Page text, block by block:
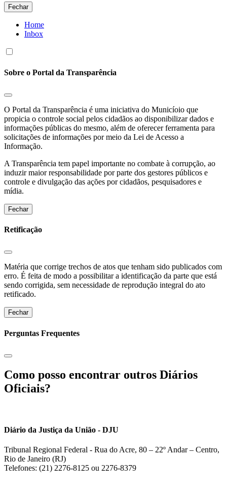
Fechar
Home
Inbox
Sobre o Portal da Transparência
O Portal da Transparência é uma iniciativa do Municíoio que
propicia o controle social pelos cidadãos ao disponibilizar dados e
informações públicas do mesmo, além de oferecer ferramenta para
solicitações de informações por meio da Lei de Acesso a
Informação.
A Transparência tem papel importante no combate à corrupção, ao
induzir maior responsabilidade por parte dos gestores públicos e
controle e divulgação das ações por cidadãos, pesquisadores e
mídia.
Fechar
Retificação
Matéria que corrige trechos de atos que tenham sido publicados com
erro. É feita de modo a possibilitar a identificação da parte que está
sendo corrigida, sem necessidade de reprodução integral do ato
retificado.
Fechar
Perguntas Frequentes
Como posso encontrar outros Diários
Oficiais?
Diário da Justiça da União - DJU
Tribunal Regional Federal - Rua do Acre, 80 – 22º Andar – Centro,
Rio de Janeiro (RJ)
Telefones: (21) 2276-8125 ou 2276-8379